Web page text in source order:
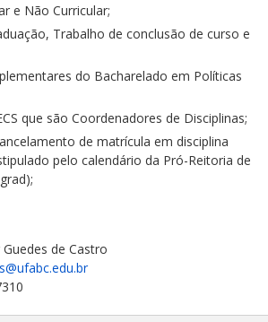
e Não Curricular;
Trabalho de conclusão de curso e
do Bacharelado em Políticas
que são Coordenadores de Disciplinas;
de matrícula em disciplina
pelo calendário da Pró-Reitoria de
Guedes de Castro